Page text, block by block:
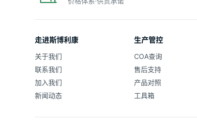
走进斯博利康
关于我们
联系我们
加入我们
新闻动态
生产管控
COA查询
售后支持
产品对照
工具箱